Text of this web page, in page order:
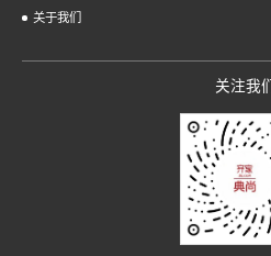
关于我们
关注我们